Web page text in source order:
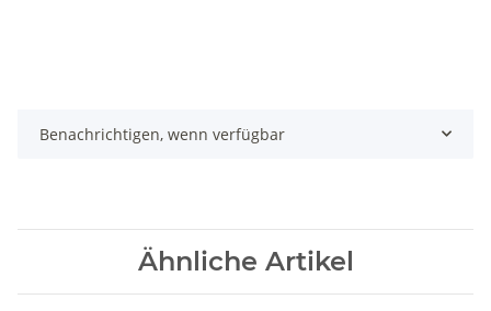
Benachrichtigen, wenn verfügbar
Ähnliche Artikel